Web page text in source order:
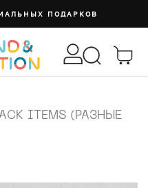
ПОДАРКОВ
ITEMS (РАЗНЫЕ